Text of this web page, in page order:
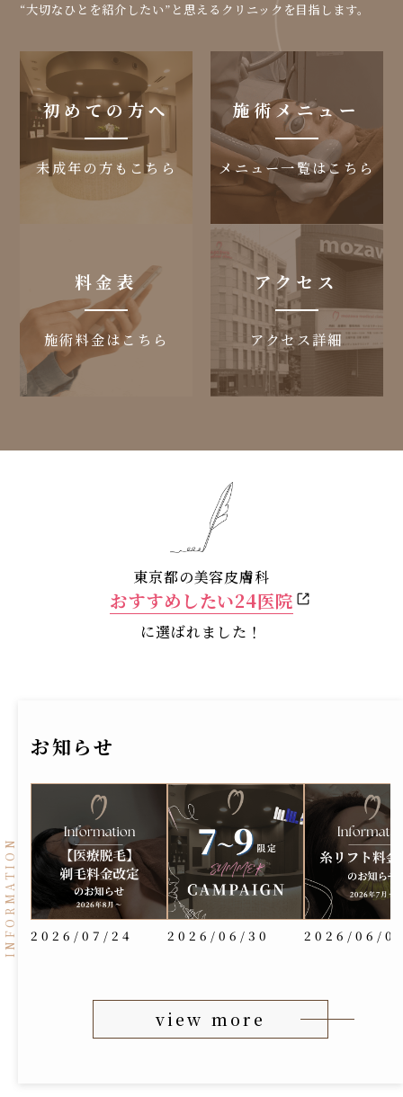
“大切なひとを紹介したい”と思えるクリニックを目指します。
初めての方へ
未成年の方もこちら
施術メニュー
メニュー一覧はこちら
料金表
施術料金はこちら
アクセス
アクセス詳細
東京都の美容皮膚科
おすすめしたい24医院
に選ばれました！
お知らせ
2026/07/24 2026/06/30 2026/06/
view more